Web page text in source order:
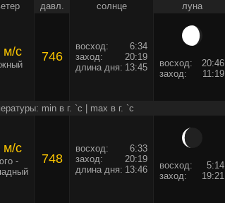
давл. солнце луна
м/c 746
восход:
6:34
заход:
20:19
длина дня: 13:45 восход:
20:46
заход:
11:19
min в г. `c | max в г. `c
м/c
-
748
восход:
6:33
заход:
20:19
длина дня: 13:46 восход:
5:14
заход:
19:21